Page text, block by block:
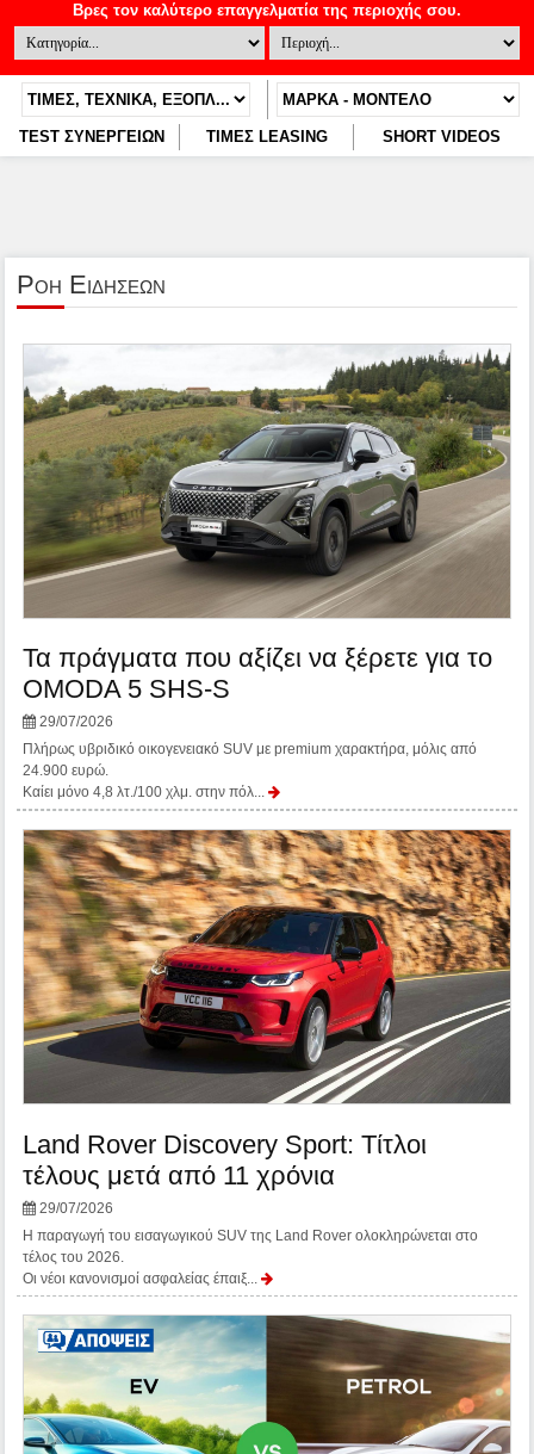
TEST ΣΥΝΕΡΓΕΙΩΝ ΤΙΜΕΣ LEASING SHORT VIDEOS
Ροη Ειδησεων
Τα πράγματα που αξίζει να ξέρετε για το
OMODA 5 SHS-S
29/07/2026
Πλήρως υβριδικό οικογενειακό SUV με premium χαρακτήρα, μόλις από
24.900 ευρώ.
Καίει μόνο 4,8 λτ./100 χλμ. στην πόλ...
Land Rover Discovery Sport: Τίτλοι
τέλους μετά από 11 χρόνια
29/07/2026
Η παραγωγή του εισαγωγικού SUV της Land Rover ολοκληρώνεται στο
τέλος του 2026.
Οι νέοι κανονισμοί ασφαλείας έπαιξ...